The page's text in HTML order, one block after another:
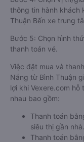
thông tin hành khách
Thuận Bến xe trung
Bước 5: Chọn hình
thanh toán vé.
Việc đặt mua và
Nẵng từ Bình Thuận
lợi khi Vexere.com
nhau bao gồm:
Thanh toán
siêu thị gần nhà.
Thanh toán